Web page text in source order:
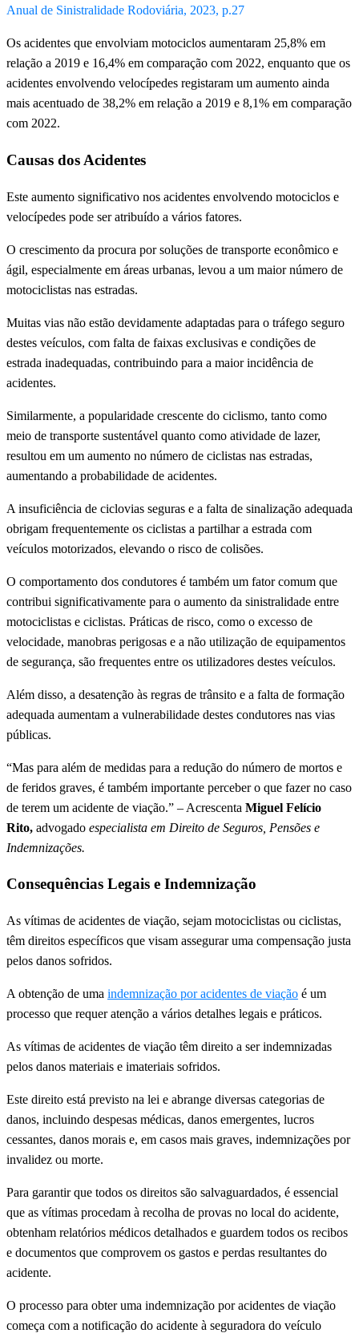
Anual de Sinistralidade Rodoviária, 2023, p.27
Os acidentes que envolviam motociclos aumentaram 25,8% em
relação a 2019 e 16,4% em comparação com 2022, enquanto que os
acidentes envolvendo velocípedes registaram um aumento ainda
mais acentuado de 38,2% em relação a 2019 e 8,1% em comparação
com 2022.
Causas dos Acidentes
Este aumento significativo nos acidentes envolvendo motociclos e
velocípedes pode ser atribuído a vários fatores.
O crescimento da procura por soluções de transporte econômico e
ágil, especialmente em áreas urbanas, levou a um maior número de
motociclistas nas estradas.
Muitas vias não estão devidamente adaptadas para o tráfego seguro
destes veículos, com falta de faixas exclusivas e condições de
estrada inadequadas, contribuindo para a maior incidência de
acidentes.
Similarmente, a popularidade crescente do ciclismo, tanto como
meio de transporte sustentável quanto como atividade de lazer,
resultou em um aumento no número de ciclistas nas estradas,
aumentando a probabilidade de acidentes.
A insuficiência de ciclovias seguras e a falta de sinalização adequada
obrigam frequentemente os ciclistas a partilhar a estrada com
veículos motorizados, elevando o risco de colisões.
O comportamento dos condutores é também um fator comum que
contribui significativamente para o aumento da sinistralidade entre
motociclistas e ciclistas. Práticas de risco, como o excesso de
velocidade, manobras perigosas e a não utilização de equipamentos
de segurança, são frequentes entre os utilizadores destes veículos.
Além disso, a desatenção às regras de trânsito e a falta de formação
adequada aumentam a vulnerabilidade destes condutores nas vias
públicas.
“Mas para além de medidas para a redução do número de mortos e
de feridos graves, é também importante perceber o que fazer no caso
de terem um acidente de viação.” – Acrescenta Miguel Felício
Rito, advogado especialista em Direito de Seguros, Pensões e
Indemnizações.
Consequências Legais e Indemnização
As vítimas de acidentes de viação, sejam motociclistas ou ciclistas,
têm direitos específicos que visam assegurar uma compensação justa
pelos danos sofridos.
A obtenção de uma indemnização por acidentes de viação é um
processo que requer atenção a vários detalhes legais e práticos.
As vítimas de acidentes de viação têm direito a ser indemnizadas
pelos danos materiais e imateriais sofridos.
Este direito está previsto na lei e abrange diversas categorias de
danos, incluindo despesas médicas, danos emergentes, lucros
cessantes, danos morais e, em casos mais graves, indemnizações por
invalidez ou morte.
Para garantir que todos os direitos são salvaguardados, é essencial
que as vítimas procedam à recolha de provas no local do acidente,
obtenham relatórios médicos detalhados e guardem todos os recibos
e documentos que comprovem os gastos e perdas resultantes do
acidente.
O processo para obter uma indemnização por acidentes de viação
começa com a notificação do acidente à seguradora do veículo